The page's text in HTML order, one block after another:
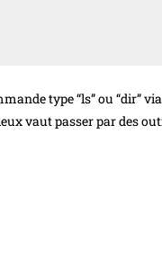
type “ls” ou “dir”
vaut passer par des